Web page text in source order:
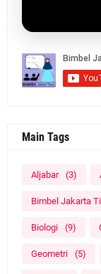
Main Tags
Aljabar (3)
Bimbel Jakarta
Biologi (9)
Geometri (5)